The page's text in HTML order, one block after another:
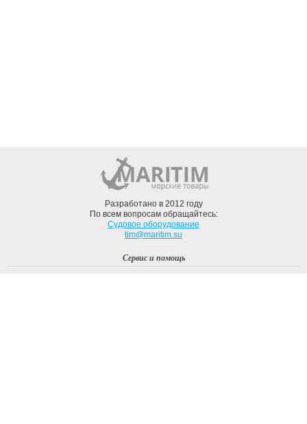
Разработано в 2012 году
По всем вопросам обращайтесь:
Судовое оборудование
tim@maritim.su
Сервис и помощь